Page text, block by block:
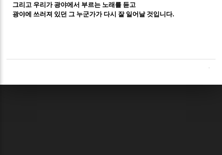
그리고 우리가 광야에서 부르는 노래를 듣고
광야에 쓰러져 있던 그 누군가가 다시 잘 일어날 것입니다.